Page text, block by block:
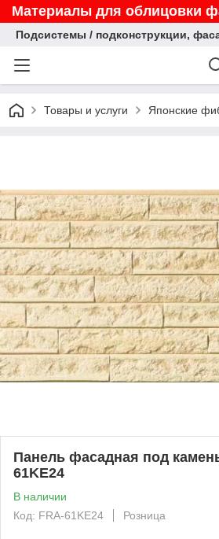
Материалы для облицовки
Подсистемы / подконструкции,
Товары и услуги Японские
Панель фасадная под
61KE24
В наличии
Код: FRA-61KE24
Розница